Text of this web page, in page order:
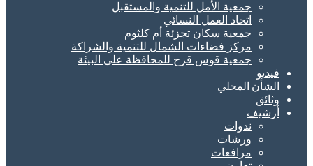
جمعية الأمل للتنمية والمستقبل
اتحاد العمل النسائي
جمعية سكان تجزئة أم كلثوم
مركز فضاءات الشمال للتنمية والشراكة
جمعية قوس قزح للمحافظة على البيئة
فيديو
الشأن المحلي
وثائق
أرشيف
ندوات
ورشات
مرافعات